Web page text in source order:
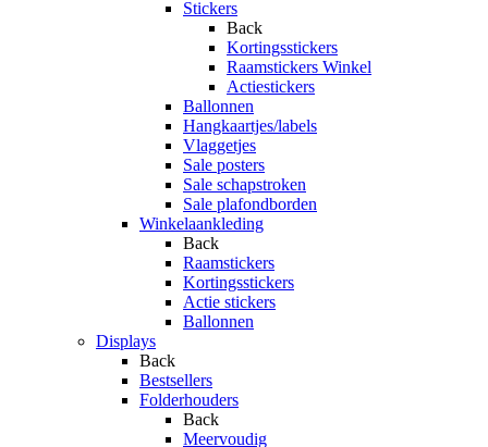
Stickers
Back
Kortingsstickers
Raamstickers Winkel
Actiestickers
Ballonnen
Hangkaartjes/labels
Vlaggetjes
Sale posters
Sale schapstroken
Sale plafondborden
Winkelaankleding
Back
Raamstickers
Kortingsstickers
Actie stickers
Ballonnen
Displays
Back
Bestsellers
Folderhouders
Back
Meervoudig